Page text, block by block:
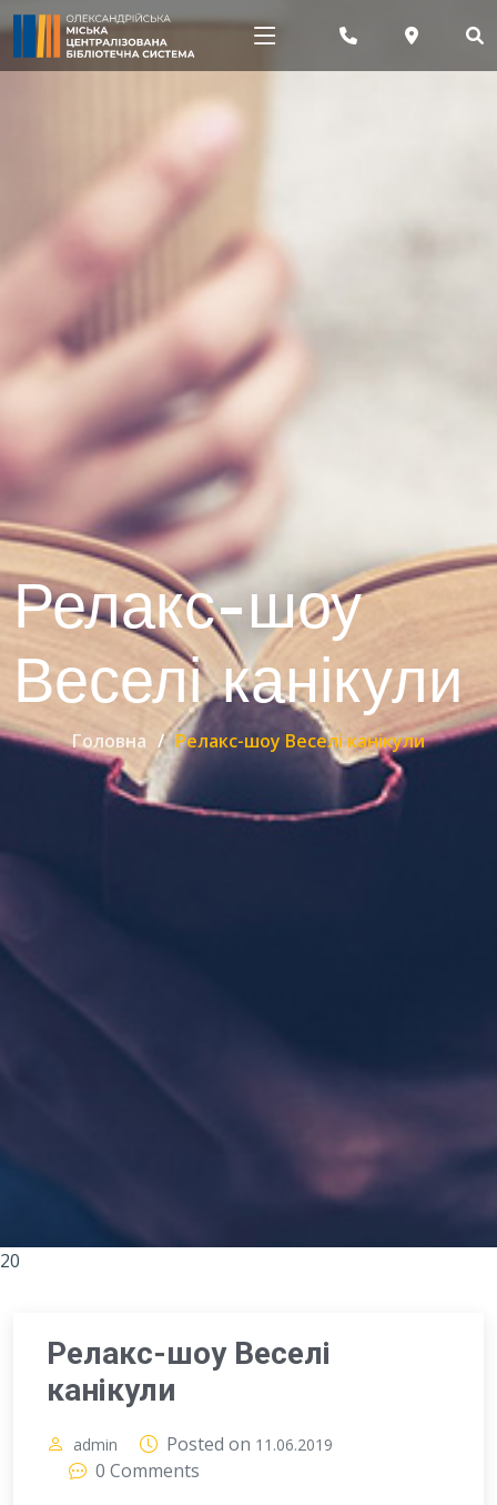
Релакс-шоу
Веселі канікули
Головна Релакс-шоу Веселі канікули
20
Релакс-шоу Веселі
канікули
admin Posted on 11.06.2019
0 Comments